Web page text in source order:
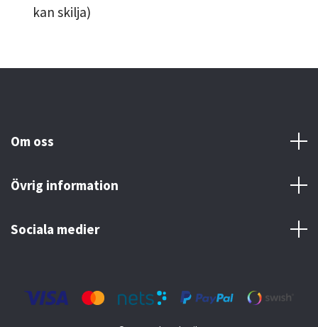
kan skilja)
Om oss
Övrig information
Sociala medier